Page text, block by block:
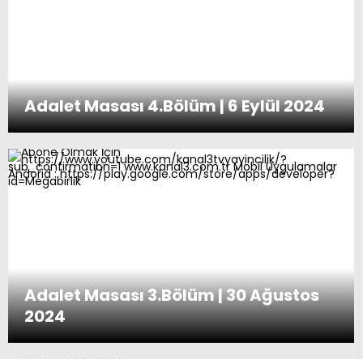
Adalet Masası 4.Bölüm | 6 Eylül 2024
Adalet Masası 3.Bölüm | 30 Ağustos
2024